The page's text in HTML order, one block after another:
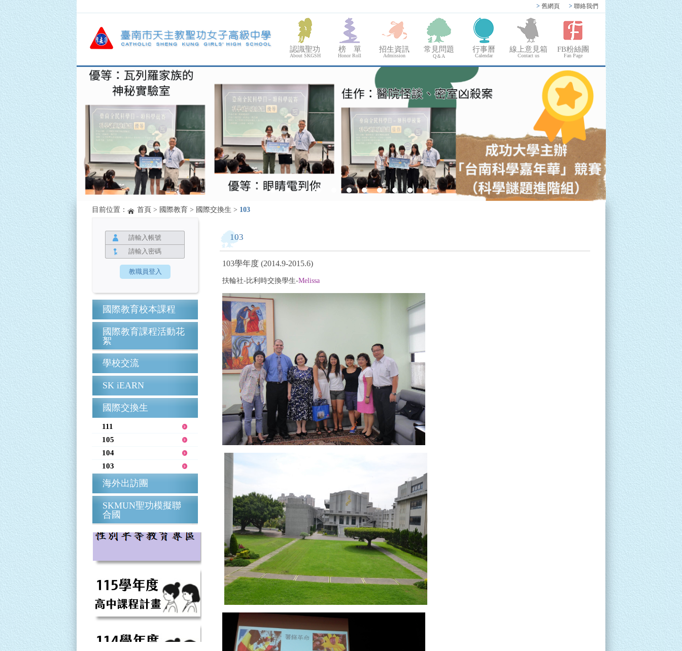
> 舊網頁 > 聯絡我們
認識聖功
About SKGSH
榜 單
Honor Roll
招生資訊
Admission
常見問題
Q＆A
行事曆
Calendar
線上意見箱
Contact us
FB粉絲團
Fan Page
目前位置： 首頁 > 國際教育 > 國際交換生 > 103
國際教育校本課程
國際教育課程活動花
絮
學校交流
SK iEARN
國際交換生
111
105
104
103
海外出訪團
SKMUN聖功模擬聯
合國
103
103學年度 (2014.9-2015.6)
扶輪社-比利時交換學生-Melissa